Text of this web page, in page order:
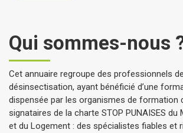
Qui sommes-nous
Cet annuaire regroupe des professionnels
désinsectisation, ayant bénéficié d’une
dispensée par les organismes de formation
signataires de la charte STOP PUNAISES du
et du Logement : des spécialistes fiables et